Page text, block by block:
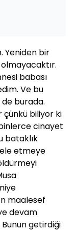
Yeniden bir
babası
Ve bu
burada.
biliyor ki
cinayet
bataklık
etmeye
maalesef
devam
getirdiği